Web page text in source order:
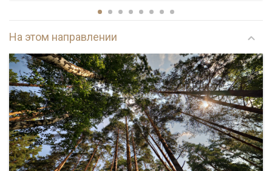
На этом направлении